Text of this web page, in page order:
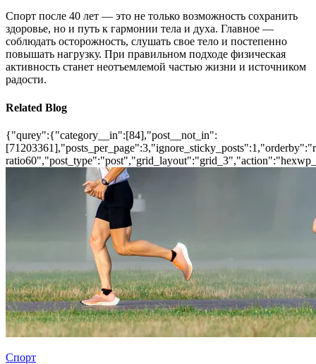
Спорт после 40 лет — это не только возможность сохранить
здоровье, но и путь к гармонии тела и духа. Главное —
соблюдать осторожность, слушать свое тело и постепенно
повышать нагрузку. При правильном подходе физическая
активность станет неотъемлемой частью жизни и источником
радости.
Related Blog
{"qurey":{"category__in":[84],"post__not_in":
Спорт